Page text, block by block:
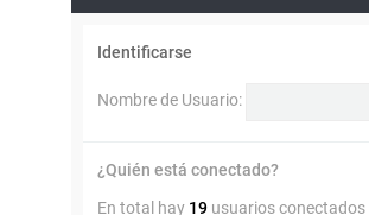
Identificarse
Nombre de Usuario:
¿Quién está conectado?
En total hay 19 usuarios